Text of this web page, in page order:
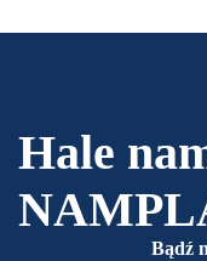
Hale
Bądź